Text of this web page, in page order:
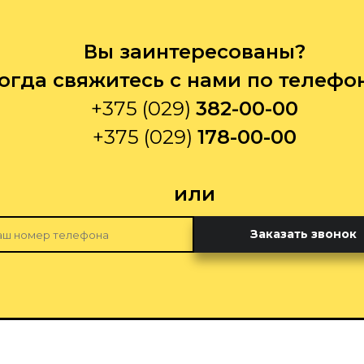
Вы заинтересованы?
свяжитесь с нами по
+375 (029) 382-00-00
+375 (029) 178-00-00
или
Заказать звонок